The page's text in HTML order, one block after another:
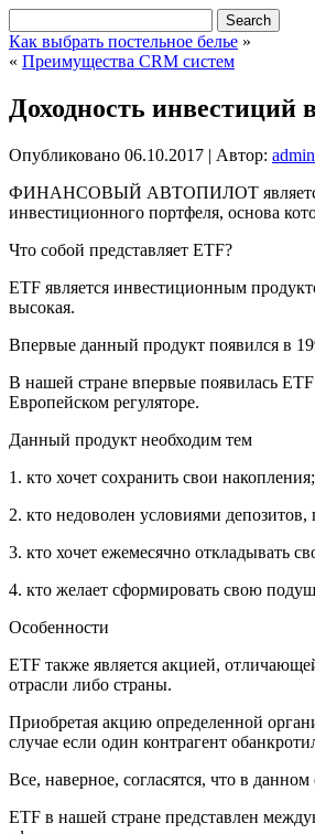
Как выбрать постельное белье »
« Преимущества CRM систем
Доходность
Опубликовано 06.10.2017 | Автор: admin
ФИНАНСОВЫЙ АВТОПИЛОТ является
инвестиционного портфеля, основа
Что собой представляет ETF?
ETF является инвестиционным
высокая.
Впервые данный продукт появился в
В нашей стране впервые появилась
Европейском регуляторе.
Данный продукт необходим тем
1. кто хочет сохранить свои накопления;
2. кто недоволен условиями
3. кто хочет ежемесячно откладывать
4. кто желает сформировать свою
Особенности
ETF также является акцией,
отрасли либо страны.
Приобретая акцию определенной
случае если один контрагент
Все, наверное, согласятся, что в
ETF в нашей стране представлен